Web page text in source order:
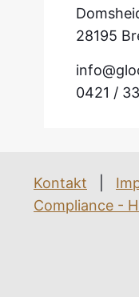
28195
0421 /
Kontakt
Compliance -